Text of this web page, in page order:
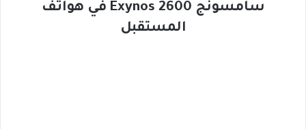
سامسونج Exynos 2600 في هواتف
المستقبل